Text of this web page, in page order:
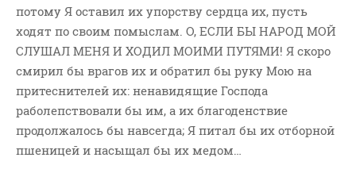
ГЛАВНАЯ
МОИ КНИГИ
СЛОВО-АУДИО
СЛОВО-ВИДЕО
ВОПРОСЫ ПАСТОРУ
КОНТАКТ
потому Я оставил их упорству сердца их, пусть
ходят по своим помыслам. О, ЕСЛИ БЫ НАРОД МОЙ
СЛУШАЛ МЕНЯ И ХОДИЛ МОИМИ ПУТЯМИ! Я скоро
смирил бы врагов их и обратил бы руку Мою на
притеснителей их: ненавидящие Господа
раболепствовали бы им, а их благоденствие
продолжалось бы навсегда; Я питал бы их отборной
пшеницей и насыщал бы их медом…